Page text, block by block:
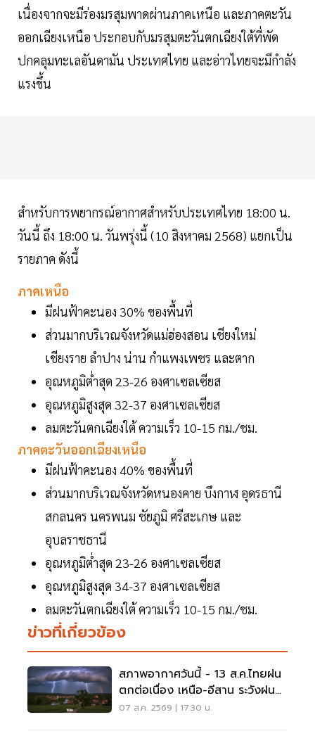
เนื่องจากจะมีร่องมรสุมพาดผ่านภาคเหนือ และภาคตะวัน
ออกเฉียงเหนือ ประกอบกับมรสุมตะวันตกเฉียงใต้ที่พัด
ปกคลุมทะเลอันดามัน ประเทศไทย และอ่าวไทยจะมีกำลัง
แรงขึ้น
สำหรับการพยากรณ์อากาศสำหรับประเทศไทย 18:00 น.
วันนี้ ถึง 18:00 น. วันพรุ่งนี้ (10 สิงหาคม 2568) แยกเป็น
รายภาค ดังนี้
ภาคเหนือ
มีฝนฟ้าคะนอง 30% ของพื้นที่
ส่วนมากบริเวณจังหวัดแม่ฮ่องสอน เชียงใหม่
เชียงราย ลำปาง น่าน กำแพงเพชร และตาก
อุณหภูมิต่ำสุด 23-26 องศาเซลเซียส
อุณหภูมิสูงสุด 32-37 องศาเซลเซียส
ลมตะวันตกเฉียงใต้ ความเร็ว 10-15 กม./ชม.
ภาคตะวันออกเฉียงเหนือ
มีฝนฟ้าคะนอง 40% ของพื้นที่
ส่วนมากบริเวณจังหวัดหนองคาย บึงกาฬ อุดรธานี
สกลนคร นครพนม ชัยภูมิ ศรีสะเกษ และ
อุบลราชธานี
อุณหภูมิต่ำสุด 23-26 องศาเซลเซียส
อุณหภูมิสูงสุด 34-37 องศาเซลเซียส
ลมตะวันตกเฉียงใต้ ความเร็ว 10-15 กม./ชม.
ข่าวที่เกี่ยวข้อง
สภาพอากาศวันนี้ - 13 ส.ค.ไทยฝน
ตกต่อเนื่อง เหนือ-อีสาน ระวังฝน
ตกหนักมากบางแห่ง
07 ส.ค. 2569 | 17:30 น.